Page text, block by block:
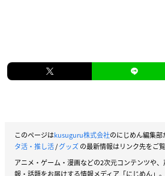
このページはkusuguru株式会社のにじめん編集部
タ活・推し活/グッズの最新情報はリンク先をご覧
アニメ・ゲーム・漫画などの2次元コンテンツや
報・話題をお届けする情報メディア「にじめん」。